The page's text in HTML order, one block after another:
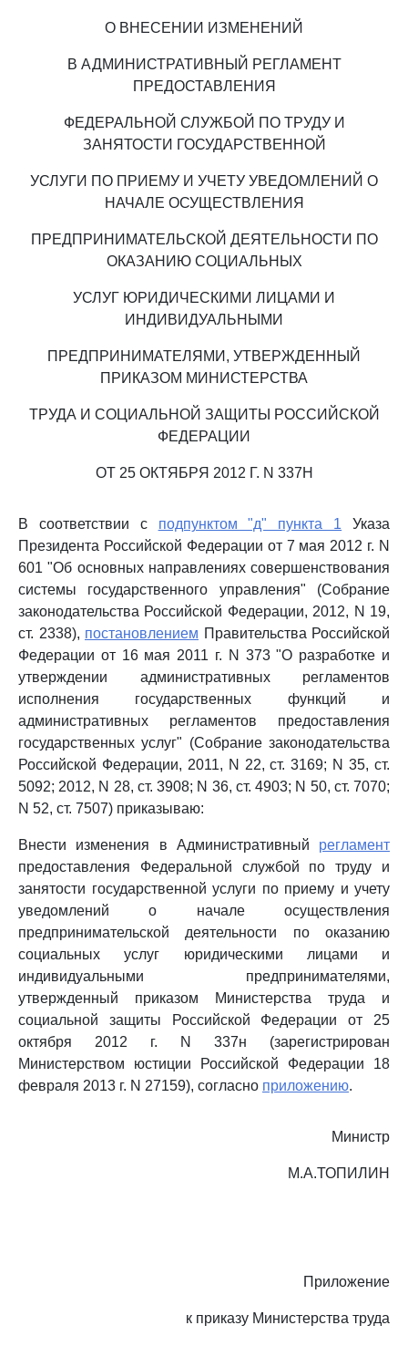
О ВНЕСЕНИИ ИЗМЕНЕНИЙ
В АДМИНИСТРАТИВНЫЙ РЕГЛАМЕНТ
ПРЕДОСТАВЛЕНИЯ
ФЕДЕРАЛЬНОЙ СЛУЖБОЙ ПО ТРУДУ И
ЗАНЯТОСТИ ГОСУДАРСТВЕННОЙ
УСЛУГИ ПО ПРИЕМУ И УЧЕТУ УВЕДОМЛЕНИЙ О
НАЧАЛЕ ОСУЩЕСТВЛЕНИЯ
ПРЕДПРИНИМАТЕЛЬСКОЙ ДЕЯТЕЛЬНОСТИ ПО
ОКАЗАНИЮ СОЦИАЛЬНЫХ
УСЛУГ ЮРИДИЧЕСКИМИ ЛИЦАМИ И
ИНДИВИДУАЛЬНЫМИ
ПРЕДПРИНИМАТЕЛЯМИ, УТВЕРЖДЕННЫЙ
ПРИКАЗОМ МИНИСТЕРСТВА
ТРУДА И СОЦИАЛЬНОЙ ЗАЩИТЫ РОССИЙСКОЙ
ФЕДЕРАЦИИ
ОТ 25 ОКТЯБРЯ 2012 Г. N 337Н
В соответствии с подпунктом "д" пункта 1 Указа
Президента Российской Федерации от 7 мая 2012 г. N
601 "Об основных направлениях совершенствования
системы государственного управления" (Собрание
законодательства Российской Федерации, 2012, N 19,
ст. 2338), постановлением Правительства Российской
Федерации от 16 мая 2011 г. N 373 "О разработке и
утверждении административных регламентов
исполнения государственных функций и
административных регламентов предоставления
государственных услуг" (Собрание законодательства
Российской Федерации, 2011, N 22, ст. 3169; N 35, ст.
5092; 2012, N 28, ст. 3908; N 36, ст. 4903; N 50, ст. 7070;
N 52, ст. 7507) приказываю:
Внести изменения в Административный регламент
предоставления Федеральной службой по труду и
занятости государственной услуги по приему и учету
уведомлений о начале осуществления
предпринимательской деятельности по оказанию
социальных услуг юридическими лицами и
индивидуальными предпринимателями,
утвержденный приказом Министерства труда и
социальной защиты Российской Федерации от 25
октября 2012 г. N 337н (зарегистрирован
Министерством юстиции Российской Федерации 18
февраля 2013 г. N 27159), согласно приложению.
Министр
М.А.ТОПИЛИН
Приложение
к приказу Министерства труда